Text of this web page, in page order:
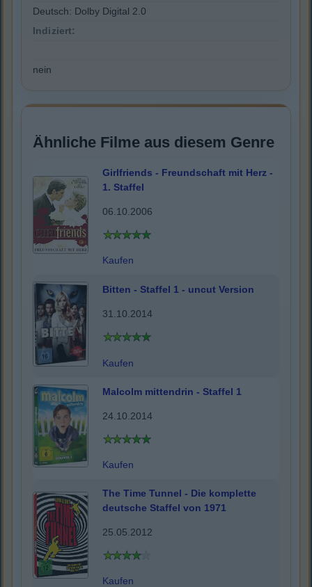
Deutsch: Dolby Digital 2.0
Indiziert:
nein
Ähnliche Filme aus diesem Genre
Girlfriends - Freundschaft mit Herz -
1. Staffel
06.10.2006
Kaufen
Bitten - Staffel 1 - uncut Version
31.10.2014
Kaufen
Malcolm mittendrin - Staffel 1
24.10.2014
Kaufen
The Time Tunnel - Die komplette
deutsche Staffel von 1971
25.05.2012
Kaufen